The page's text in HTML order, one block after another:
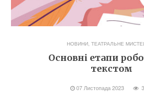
НОВИНИ, ТЕАТРАЛЬНЕ
Основні етапи
текстом
07 Листопада 2023